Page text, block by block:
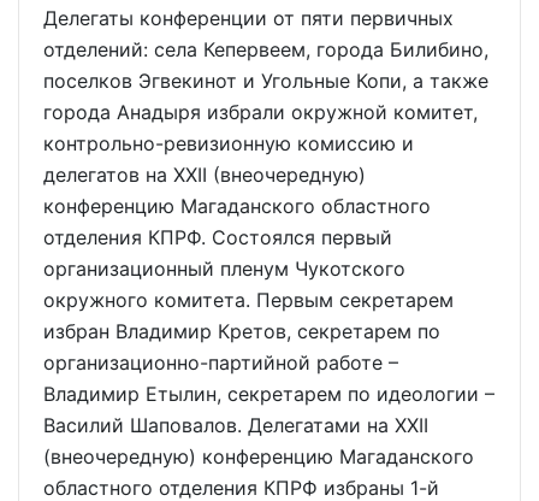
Делегаты конференции от пяти первичных
отделений: села Кепервеем, города Билибино,
поселков Эгвекинот и Угольные Копи, а также
города Анадыря избрали окружной комитет,
контрольно-ревизионную комиссию и
делегатов на XXII (внеочередную)
конференцию Магаданского областного
отделения КПРФ. Состоялся первый
организационный пленум Чукотского
окружного комитета. Первым секретарем
избран Владимир Кретов, секретарем по
организационно-партийной работе –
Владимир Етылин, секретарем по идеологии –
Василий Шаповалов. Делегатами на XXII
(внеочередную) конференцию Магаданского
областного отделения КПРФ избраны 1-й